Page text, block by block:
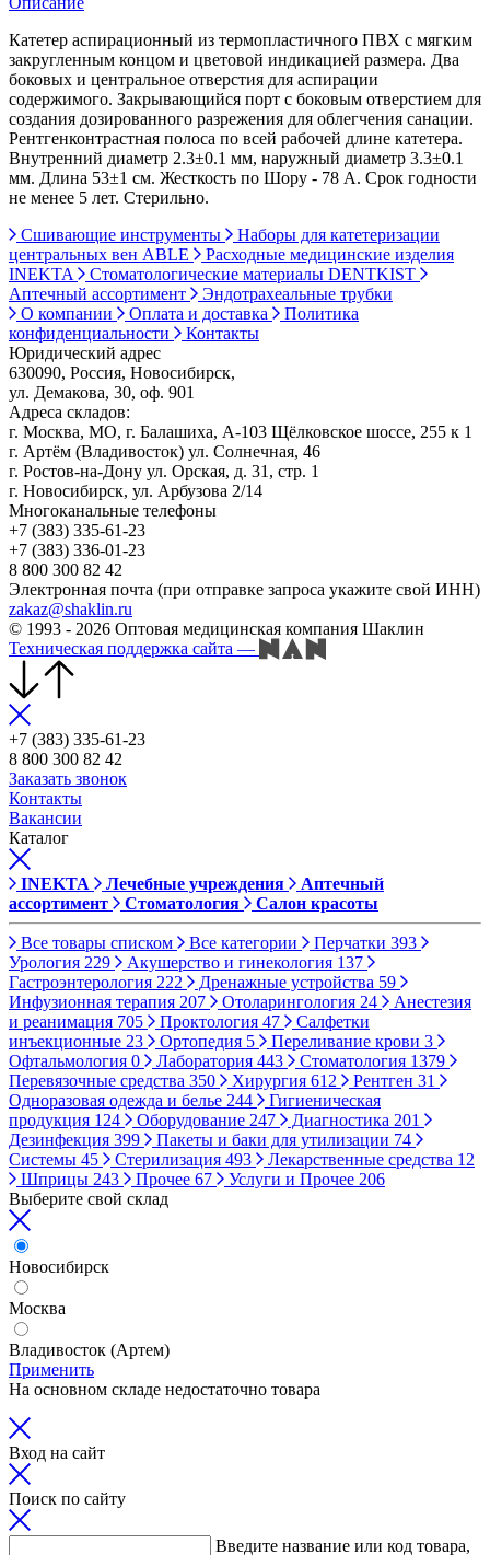
Катетер аспирационный из термопластичного ПВХ с мягким
закругленным концом и цветовой индикацией размера. Два
боковых и центральное отверстия для аспирации
содержимого. Закрывающийся порт с боковым отверстием для
создания дозированного разрежения для облегчения санации.
Рентгенконтрастная полоса по всей рабочей длине катетера.
Внутренний диаметр 2.3±0.1 мм, наружный диаметр 3.3±0.1
мм. Длина 53±1 см. Жесткость по Шору - 78 А. Срок годности
не менее 5 лет. Стерильно.
Сшивающие инструменты
Наборы для катетеризации
центральных вен ABLE
Расходные медицинские изделия
INEKTA
Стоматологические материалы DENTKIST
Аптечный ассортимент
Эндотрахеальные трубки
О компании
Оплата и доставка
Политика
конфиденциальности
Контакты
Юридический адрес
630090, Россия, Новосибирск,
ул. Демакова, 30, оф. 901
Адреса складов:
г. Москва, МО, г. Балашиха, А-103 Щёлковское шоссе, 255 к 1
г. Артём (Владивосток) ул. Солнечная, 46
г. Ростов-на-Дону ул. Орская, д. 31, стр. 1
г. Новосибирск, ул. Арбузова 2/14
Многоканальные телефоны
+7 (383) 335-61-23
+7 (383) 336-01-23
8 800 300 82 42
Электронная почта (при отправке запроса укажите свой ИНН)
zakaz@shaklin.ru
© 1993 - 2026 Оптовая медицинская компания Шаклин
Техническая поддержка сайта —
+7 (383) 335-61-23
8 800 300 82 42
Заказать звонок
Контакты
Вакансии
Каталог
INEKTA Лечебные учреждения
Аптечный
ассортимент
Стоматология Салон красоты
Все товары списком Все категории Перчатки 393
Урология 229 Акушерство и гинекология 137
Гастроэнтерология 222 Дренажные устройства 59
Инфузионная терапия 207 Отоларингология 24
Анестезия
и реанимация 705 Проктология 47
Салфетки
инъекционные 23 Ортопедия 5 Переливание крови 3
Офтальмология 0 Лаборатория 443 Стоматология 1379
Перевязочные средства 350 Хирургия 612 Рентген 31
Одноразовая одежда и белье 244
Гигиеническая
продукция 124 Оборудование 247 Диагностика 201
Дезинфекция 399 Пакеты и баки для утилизации 74
Системы 45 Стерилизация 493 Лекарственные средства 12
Шприцы 243 Прочее 67 Услуги и Прочее 206
Выберите свой склад
Новосибирск
Москва
Владивосток (Артем)
Применить
На основном складе недостаточно товара
Вход на сайт
Поиск по сайту
Введите название или код товара,